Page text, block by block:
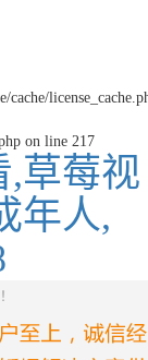
on line 217
,草莓视
年人,